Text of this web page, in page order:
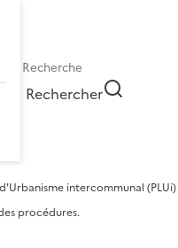
Rechercher
intercommunal (PLUi)
procédures.